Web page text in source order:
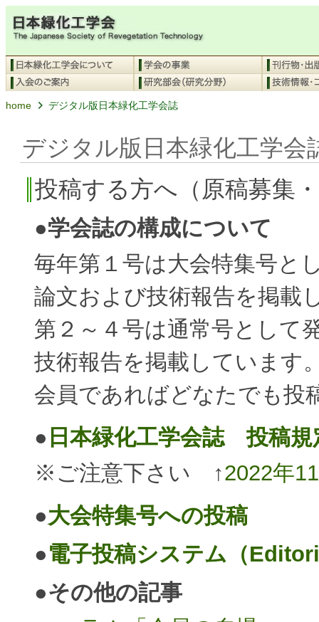
home デジタル版日本緑化工学会誌
デジタル版日本緑化工学会
投稿する方へ（原稿募集
●学会誌の構成について
毎年第１号は大会特集号と
論文および技術報告を掲載
第２～４号は通常号として
技術報告を掲載しています
会員であればどなたでも投
● 日本緑化工学会誌 投稿規
※ご注意下さい ↑2022年
●大会特集号への投稿
●電子投稿システム（
●その他の記事